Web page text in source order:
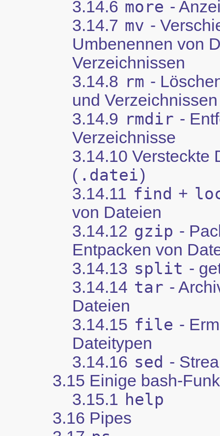
3.14.6 more -
3.14.7 mv -
Umbenennen von
Verzeichnissen
3.14.8 rm -
und Verzeichnissen
3.14.9 rmdir -
Verzeichnisse
3.14.10 Versteckte
( .datei)
3.14.11 find +
von Dateien
3.14.12 gzip -
Entpacken von
3.14.13 split -
3.14.14 tar -
Dateien
3.14.15 file -
Dateitypen
3.14.16 sed -
3.15 Einige bash-
3.15.1 help
3.16 Pipes